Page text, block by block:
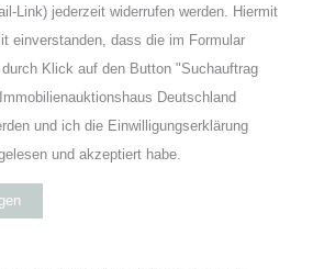
Link) jederzeit widerrufen werden. Hiermit
einverstanden, dass die im Formular
Klick auf den Button "Suchauftrag
Deutschland
und ich die Einwilligungserklärung
und akzeptiert habe.